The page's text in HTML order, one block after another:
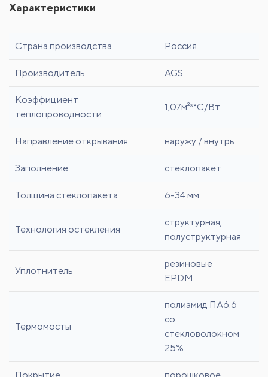
Характеристики
Страна производства Россия
Производитель AGS
Коэффициент
теплопроводности
1,07м²*°С/Вт
Направление открывания наружу / внутрь
Заполнение стеклопакет
Толщина стеклопакета 6-34 мм
Технология остекления
структурная,
полуструктурная
Уплотнитель
резиновые
ЕPDM
Термомосты
полиамид ПА6.6
со
стекловолокном
25%
Покрытие порошковое